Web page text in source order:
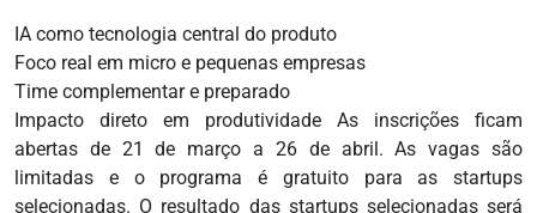
IA como tecnologia central do produto
Foco real em micro e pequenas empresas
Time complementar e preparado
Impacto direto em produtividade As inscrições ficam
abertas de 21 de março a 26 de abril. As vagas são
limitadas e o programa é gratuito para as startups
selecionadas. O resultado das startups selecionadas será